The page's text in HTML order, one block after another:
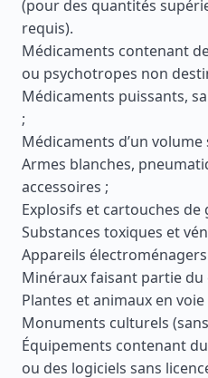
(pour des quantités
requis).
Médicaments contenant
ou psychotropes non
Médicaments puissants,
;
Médicaments d’un
Armes blanches,
accessoires ;
Explosifs et cartouches de
Substances toxiques et
Appareils
Minéraux faisant partie du
Plantes et animaux en
Monuments culturels
Équipements contenant
ou des logiciels sans